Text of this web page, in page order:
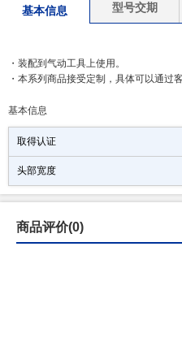
基本信息 型号交期
・装配到气动工具上使用。
・本系列商品接受定制，具体可以通过
基本信息
取得认证
头部宽度
商品评价(0)